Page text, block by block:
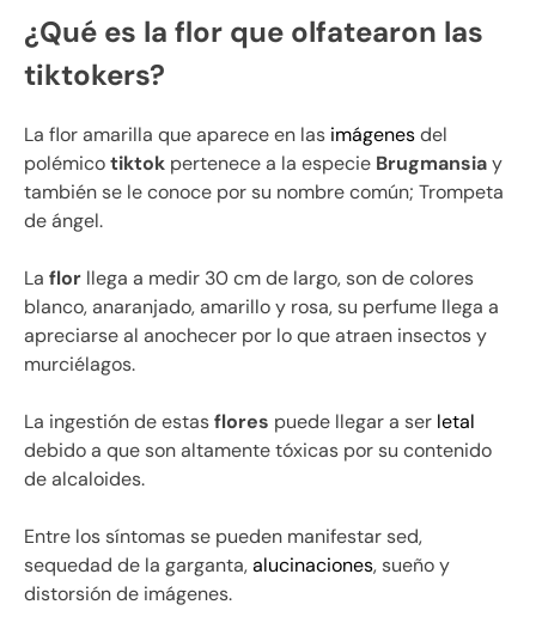
¿Qué es la flor que olfatearon las
tiktokers?
La flor amarilla que aparece en las imágenesdel
polémicotiktok pertenece a la especie Brugmansiay
también se le conoce por su nombre común; Trompeta
de ángel.
La flor llega a medir 30 cm de largo, son de colores
blanco, anaranjado, amarillo y rosa, su perfume llega a
apreciarse al anochecer por lo que atraen insectos y
murciélagos.
La ingestión de estasflores puede llegar a ser letal
debido a que son altamente tóxicas por su contenido
de alcaloides.
Entre los síntomas se pueden manifestar sed,
sequedad de la garganta,alucinaciones, sueño y
distorsión de imágenes.